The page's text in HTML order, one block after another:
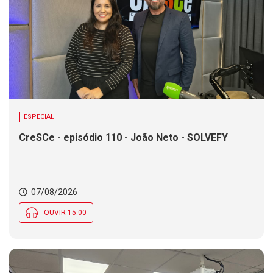
ESPECIAL
CreSCe - episódio 110 - João Neto - SOLVEFY
07/08/2026
OUVIR 15:00